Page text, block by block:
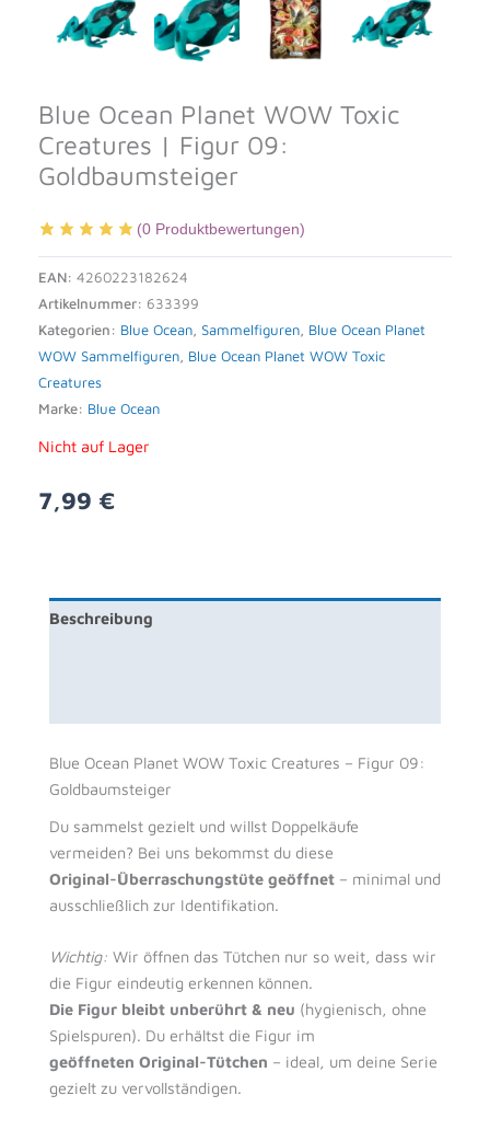
Blue Ocean Planet WOW Toxic
Creatures | Figur 09:
Goldbaumsteiger
(0 Produktbewertungen)
EAN: 4260223182624
Artikelnummer: 633399
Kategorien: Blue Ocean Sammelfiguren Blue Ocean Planet
WOW Sammelfiguren Blue Ocean Planet WOW Toxic
Creatures
Marke: Blue Ocean
Nicht auf Lager
7,99 €
Beschreibung
Blue Ocean Planet WOW Toxic Creatures – Figur 09:
Goldbaumsteiger
Du sammelst gezielt und willst Doppelkäufe
vermeiden? Bei uns bekommst du diese
Original-Überraschungstüte geöffnet – minimal und
ausschließlich zur Identifikation.
Wichtig: Wir öffnen das Tütchen nur so weit, dass wir
die Figur eindeutig erkennen können.
Die Figur bleibt unberührt & neu (hygienisch, ohne
Spielspuren). Du erhältst die Figur im
geöffneten Original-Tütchen – ideal, um deine Serie
gezielt zu vervollständigen.